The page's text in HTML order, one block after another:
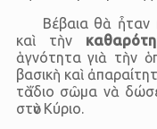
Βέβαια θὰ ἦταν
καὶ τὴν
ἁγνότητα γιὰ τὴν
βασικὴ καὶ
τὸ ἴδιο σῶμα νὰ
στὸν Κύριο.